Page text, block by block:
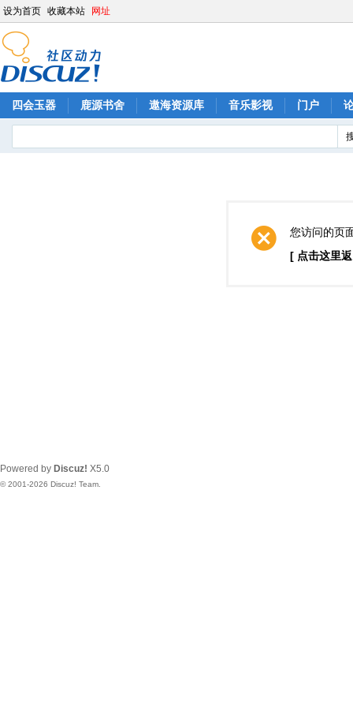
设为首页 收藏本站 网址
四会玉器 鹿源书舍 遨海资源库 音乐影视 门户
您访问的页
[ 点击这里
Powered by Discuz! X5.0
© 2001-2026 Discuz! Team